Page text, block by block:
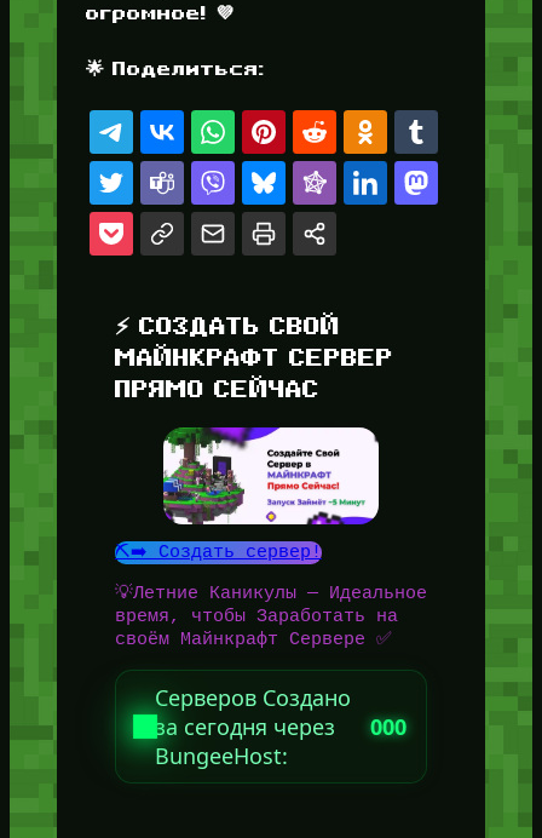
огромное! 💜
🌟 Поделиться:
⚡ СОЗДАТЬ СВОЙ
МАЙНКРАФТ СЕРВЕР
ПРЯМО СЕЙЧАС
⛏️➡️ Создать сервер!
💡Летние Каникулы — Идеальное
время, чтобы Заработать на
своём Майнкрафт Сервере ✅
Серверов Создано
за сегодня через
BungeeHost:
000